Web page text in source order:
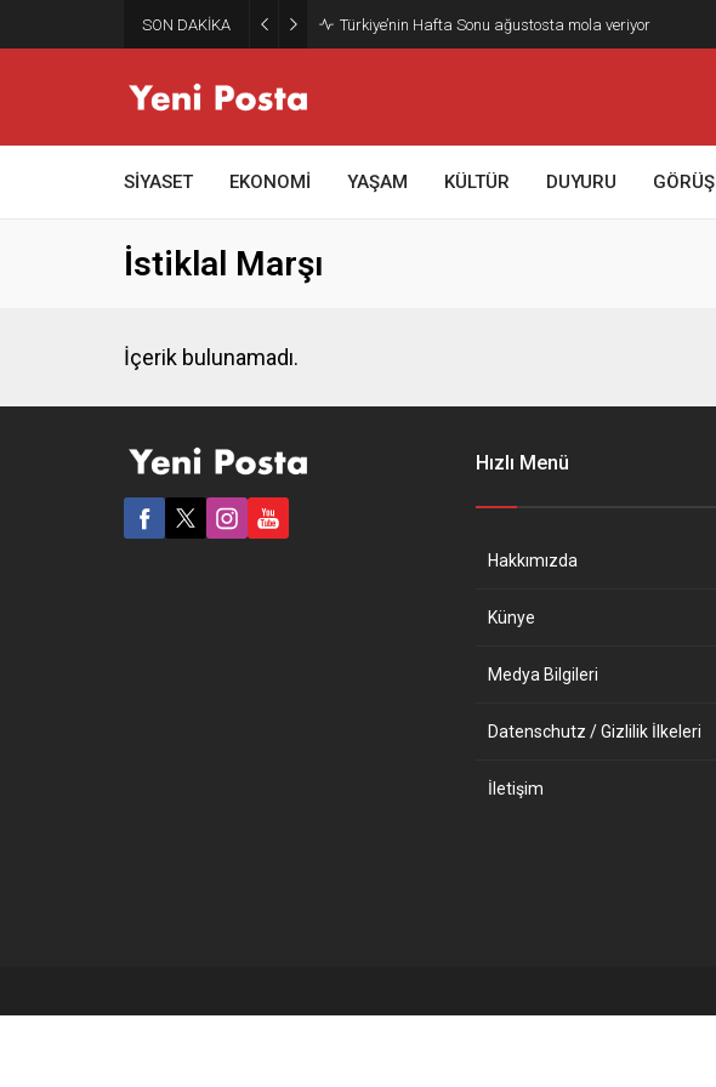
SON DAKİKA Türkiye’nin Hafta Sonu ağustosta mola veriyor
SİYASET EKONOMİ YAŞAM KÜLTÜR DUYURU GÖRÜŞ
İstiklal Marşı
İçerik bulunamadı.
Hızlı Menü
Hakkımızda
Künye
Medya Bilgileri
Datenschutz / Gizlilik İlkeleri
İletişim